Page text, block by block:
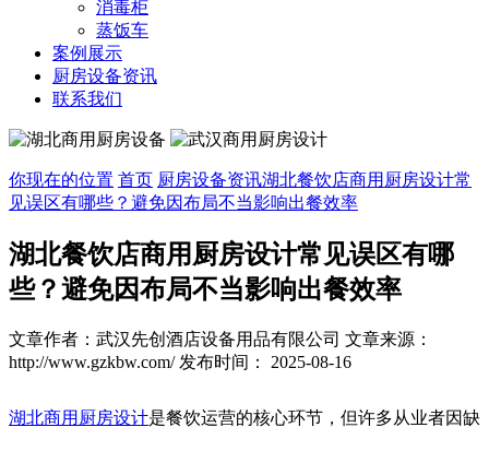
消毒柜
蒸饭车
案例展示
厨房设备资讯
联系我们
你现在的位置 首页 厨房设备资讯湖北餐饮店商用厨房设计常
见误区有哪些？避免因布局不当影响出餐效率
湖北餐饮店商用厨房设计常见误区有哪
些？避免因布局不当影响出餐效率
文章作者：武汉先创酒店设备用品有限公司 文章来源：
http://www.gzkbw.com/ 发布时间： 2025-08-16
湖北商用厨房设计是餐饮运营的核心环节，但许多从业者因缺